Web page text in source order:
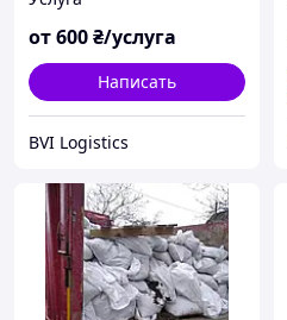
от600₴/услуга
Написать
BVI Logistics